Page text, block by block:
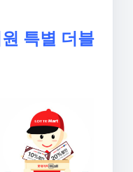
특별 더블